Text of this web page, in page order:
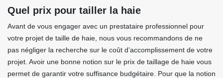
Quel prix pour tailler la haie
Avant de vous engager avec un prestataire professionnel pour
votre projet de taille de haie, nous vous recommandons de ne
pas négliger la recherche sur le coût d’accomplissement de votre
projet. Avoir une bonne notion sur le prix de taillage de haie vous
permet de garantir votre suffisance budgétaire. Pour que la notion